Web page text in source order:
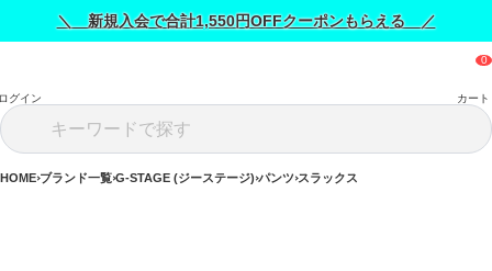
＼ 新規入会で合計1,550円OFFクーポンもらえる ／
グイン カート
HOME ブランド一覧 G-STAGE (ジーステージ) パンツ スラックス